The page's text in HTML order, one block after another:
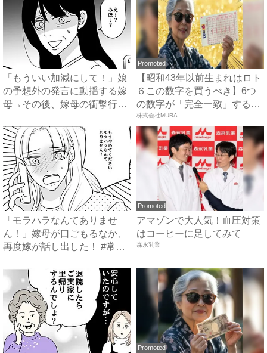
「もういい加減にして！」娘
の予想外の発言に動揺する嫁
母→その後、嫁母の衝撃行動
Promoted
【昭和43年以前生まれはロト
６この数字を買うべき】6つ
の数字が「完全一致」する
方...
株式会社MURA
「モラハラなんてありませ
ん！」嫁母が口ごもるなか、
再度嫁が話し出した！ #常識
Promoted
アマゾンで大人気！血圧対策
はコーヒーに足してみて
森永乳業
Promoted